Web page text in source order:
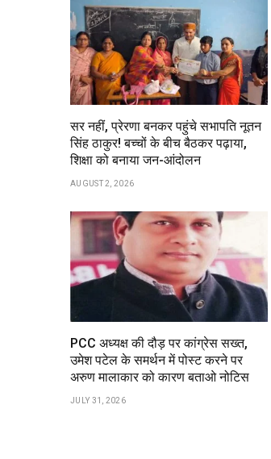
सर नहीं, प्रेरणा बनकर पहुंचे सभापति नूतन
सिंह ठाकुर! बच्चों के बीच बैठकर पढ़ाया,
शिक्षा को बनाया जन-आंदोलन
AUGUST 2, 2026
PCC अध्यक्ष की दौड़ पर कांग्रेस सख्त,
उमेश पटेल के समर्थन में पोस्ट करने पर
अरुण मालाकार को कारण बताओ नोटिस
JULY 31, 2026